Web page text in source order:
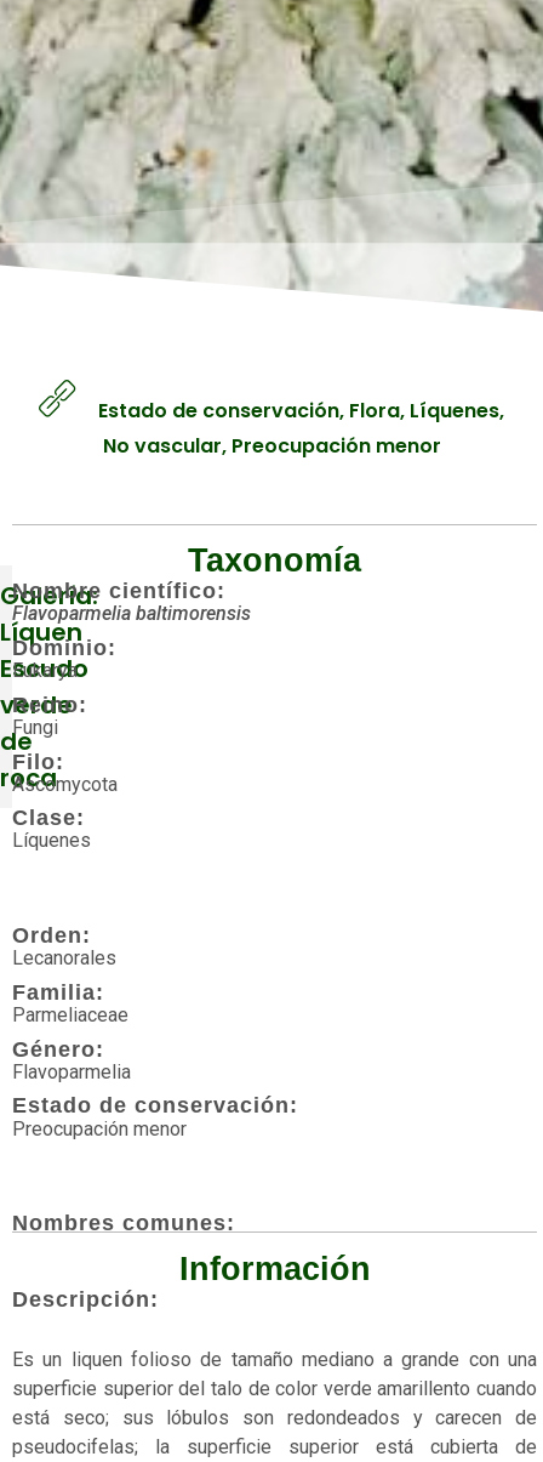
Líquenes
Manglares
Matorrales
Páramos
Sabanas
Selvas y Bosques
Tepuyes
Contacto
Iniciar sesión
Registro
Estado de conservación, Flora, Líquenes,
No vascular, Preocupación menor
Galería:
Líquen
Escudo
verde
de
roca
Acuáticos
Agua
Algas
Amenazada
Angiospermas
Casi
amenazado
Con
Taxonomía
Nombre científico:
Flavoparmelia baltimorensis
Dominio:
Eukarya
Reino:
Fungi
Filo:
Ascomycota
Clase:
Líquenes
Orden:
Lecanorales
Familia:
Parmeliaceae
Género:
Flavoparmelia
Estado de conservación:
Preocupación menor
Nombres comunes:
Información
Descripción:
Es un liquen folioso de tamaño mediano a grande con una
superficie superior del talo de color verde amarillento cuando
está seco; sus lóbulos son redondeados y carecen de
pseudocifelas; la superficie superior está cubierta de